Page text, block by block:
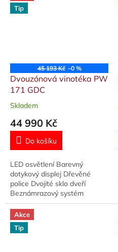
Tip
45 193 Kč –0 %
Dvouzónová vinotéka PW
171 GDC
Průměrné
produktu
5,0
5
hvězdiček.
Skladem
44 990 Kč
Do košíku
LED osvětlení Barevný
dotykový displej Dřevěné
police Dvojité sklo dveří
Beznámrazový systém
Rozměry (VxŠxH):
173x59,5x69 cm
Akce
Tip